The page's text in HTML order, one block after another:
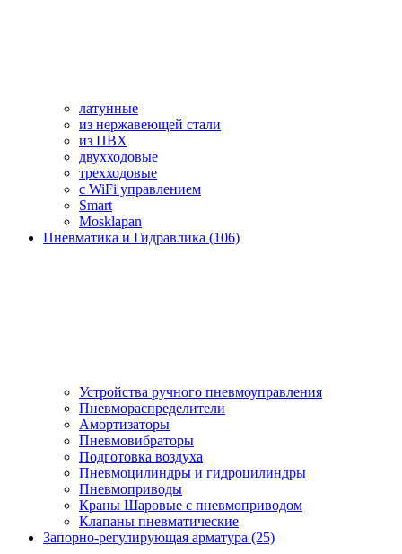
латунные
из нержавеющей стали
из ПВХ
двухходовые
трехходовые
с WiFi управлением
Smart
Mosklapan
Пневматика и Гидравлика (106)
Устройства ручного пневмоуправления
Пневмораспределители
Амортизаторы
Пневмовибраторы
Подготовка воздуха
Пневмоцилиндры и гидроцилиндры
Пневмоприводы
Краны Шаровые с пневмоприводом
Клапаны пневматические
Запорно-регулирующая арматура (25)